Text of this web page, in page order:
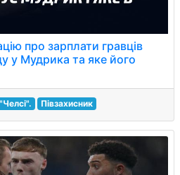
про зарплати гравців
у Мудрика та яке його
Півзахисник